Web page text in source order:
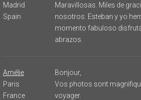
Madrid
Spain
Maravillosas. Miles de
nosotros. Esteban y yo
momento fabuloso
abrazos.
Amélie
Paris
France
Bonjour,
Vos photos sont
voyager.